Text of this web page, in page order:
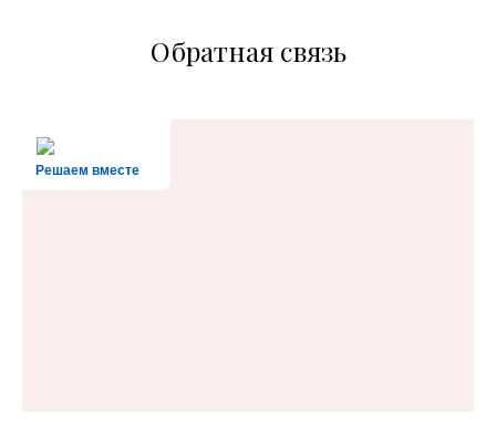
Обратная связь
Решаем вместе